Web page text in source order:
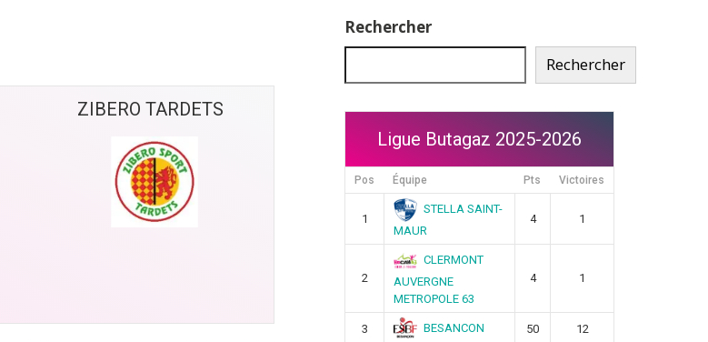
ZIBERO TARDETS
Rechercher
Rechercher
Ligue Butagaz 2025-2026
Pos Équipe Pts Victoires
1
STELLA SAINT-
MAUR
4 1
2
CLERMONT
AUVERGNE
METROPOLE 63
4 1
3 BESANCON 50 12